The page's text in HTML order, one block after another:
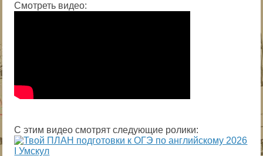
Смотреть видео:
С этим видео смотрят следующие ролики: